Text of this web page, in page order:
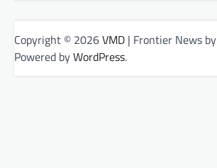
Copyright © 2026VMD | Frontier News by
Powered byWordPress.